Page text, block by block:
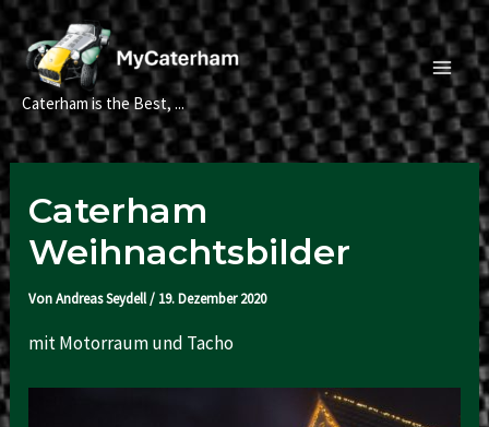
Zum
Inhalt
springen
Caterham is the Best, ...
Main
Caterham
Weihnachtsbilder
VonAndreas Seydell/ 19. Dezember 2020
mit Motorraum und Tacho